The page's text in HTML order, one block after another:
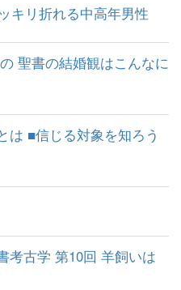
キリ折れる中高年男性
聖書の結婚観はこんなに
は ■信じる対象を知ろう
古学 第10回 羊飼いは